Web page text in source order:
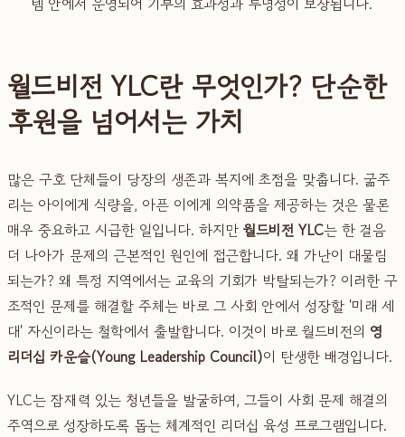
월드비전 YLC란 무엇인가? 단순한
후원을 넘어서는 가치
많은 구호 단체들이 당장의 생존과 복지에 초점을 맞춥니다. 굶주
리는 아이에게 식량을, 아픈 이에게 의약품을 제공하는 것은 물론
매우 중요하고 시급한 일입니다. 하지만 월드비전 YLC는 한 걸음
더 나아가 문제의 근본적인 원인에 접근합니다. 왜 가난이 대물림
되는가? 왜 특정 지역에서는 교육의 기회가 박탈되는가? 이러한 구
조적인 문제를 해결할 주체는 바로 그 사회 안에서 성장할 '미래 세
대' 자신이라는 철학에서 출발합니다. 이것이 바로 월드비전의 영
리더십 카운슬(Young Leadership Council)이 탄생한 배경입니다.
YLC는 잠재력 있는 청년들을 발굴하여, 그들이 사회 문제 해결의
주역으로 성장하도록 돕는 체계적인 리더십 육성 프로그램입니다.